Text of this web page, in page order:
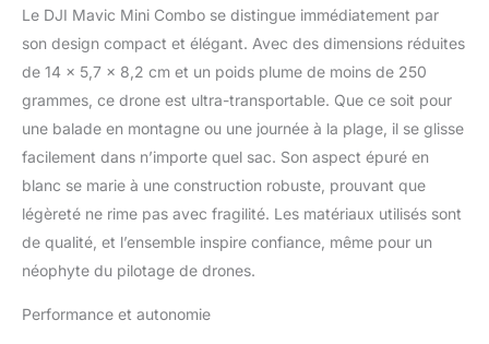
et des vidéos 2.7K Quad
HD. Le cardan motorisé à
stabilité supérieure de
l'appareil photo et une
prise de vue plus fluide
Commande à distance:
La radiocommande
permet une liaison vidéo
HD jusqu'à une distance
de 2 km. Des sticks de
commande amovibles
Le DJI Mavic Mini Combo se distingue immédiatement par
son design compact et élégant. Avec des dimensions réduites
de 14 x 5,7 x 8,2 cm et un poids plume de moins de 250
grammes, ce drone est ultra-transportable. Que ce soit pour
une balade en montagne ou une journée à la plage, il se glisse
facilement dans n’importe quel sac. Son aspect épuré en
blanc se marie à une construction robuste, prouvant que
légèreté ne rime pas avec fragilité. Les matériaux utilisés sont
de qualité, et l’ensemble inspire confiance, même pour un
néophyte du pilotage de drones.
Performance et autonomie